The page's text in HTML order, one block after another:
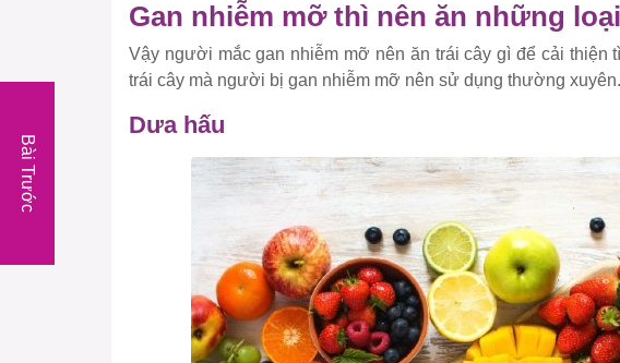
Gan nhiễm mỡ thì nên ăn những
Vậy người mắc gan nhiễm mỡ nên ăn trái cây gì để cải thiện
trái cây mà người bị gan nhiễm mỡ nên sử dụng thường xuyên.
Dưa hấu
Bài Trước